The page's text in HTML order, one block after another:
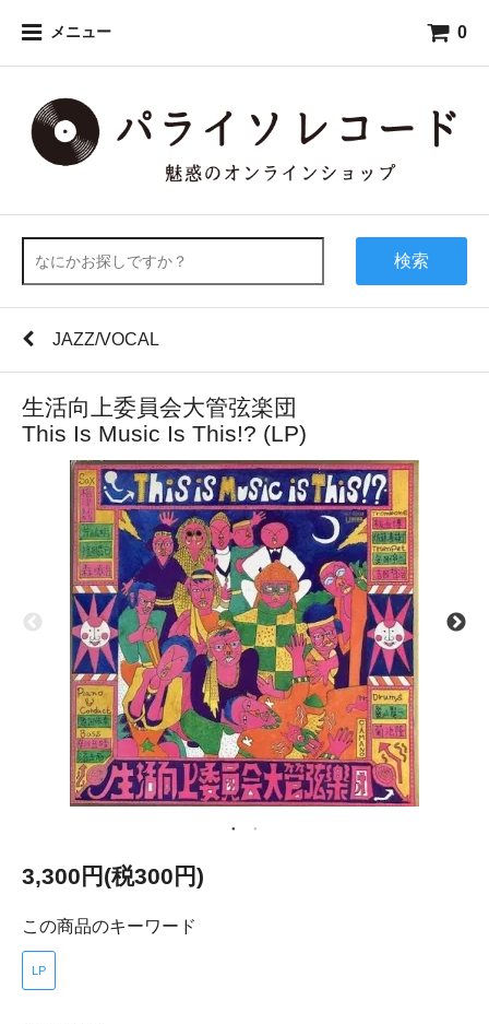
メニュー 0
検索
JAZZ/VOCAL
生活向上委員会大管弦楽団
This Is Music Is This!? (LP)
3,300円(税300円)
この商品のキーワード
LP